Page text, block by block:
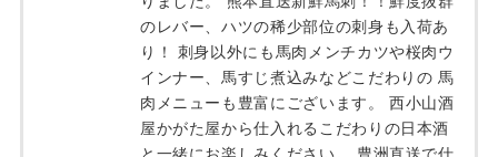
のレバー、ハツの稀少部位の刺身も入荷あ
り！ 刺身以外にも馬肉メンチカツや桜肉ウ
インナー、馬すじ煮込みなどこだわりの 馬
肉メニューも豊富にございます。 西小山酒
屋かがた屋から仕入れるこだわりの日本酒
と一緒にお楽しみください。 豊洲直送で仕